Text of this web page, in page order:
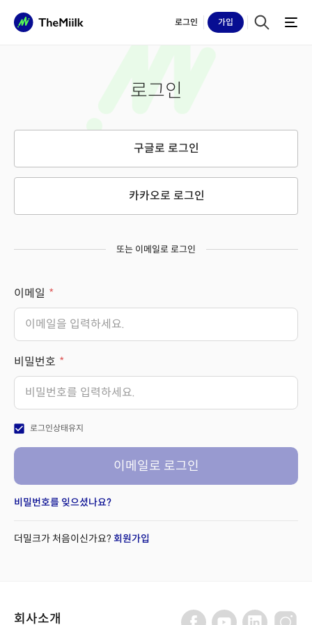
로그인 가입
로그인
구글로 로그인
카카오로 로그인
또는 이메일로 로그인
이메일
비밀번호
check_box 로그인상태유지
이메일로 로그인
비밀번호를 잊으셨나요?
더밀크가 처음이신가요? 회원가입
회사소개